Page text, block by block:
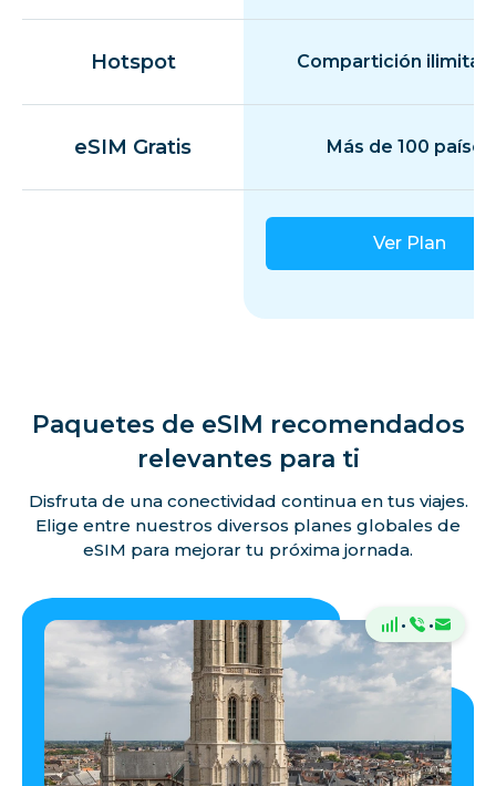
Guadalupe
Guernsey
Isla de Man
Italia
Letonia
Liechtenstein
Hotspot Compartición
eSIM Gratis Más de 100 países
Ver Plan
Paquetes de eSIM recomendados
relevantes para ti
Disfruta de una conectividad continua en tus viajes.
Elige entre nuestros diversos planes globales de
eSIM para mejorar tu próxima jornada.
· ·